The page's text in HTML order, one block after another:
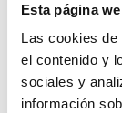
Esta página
Las cookies
el contenido y
sociales y
información